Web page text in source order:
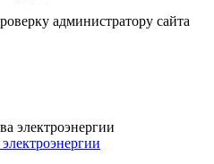
администратору сайта